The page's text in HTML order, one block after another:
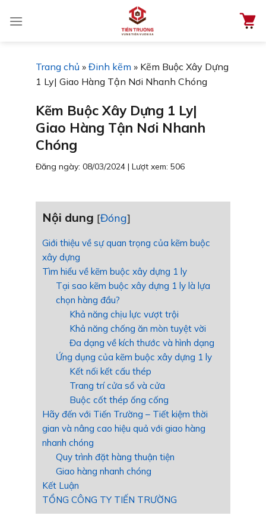
đến
Trang chủ » Đinh kẽm » Kẽm Buộc Xây Dựng
1 Ly| Giao Hàng Tận Nơi Nhanh Chóng
Kẽm Buộc Xây Dựng 1 Ly|
Giao Hàng Tận Nơi Nhanh
Chóng
Đăng ngày: 08/03/2024 | Lượt xem: 506
Nội dung [Đóng]
Giới thiệu về sự quan trọng của kẽm buộc
xây dựng
Tìm hiểu về kẽm buộc xây dựng 1 ly
Tại sao kẽm buộc xây dựng 1 ly là lựa
chọn hàng đầu?
Khả năng chịu lực vượt trội
Khả năng chống ăn mòn tuyệt vời
Đa dạng về kích thước và hình dạng
Ứng dụng của kẽm buộc xây dựng 1 ly
Kết nối kết cấu thép
Trang trí cửa sổ và cửa
Buộc cốt thép ống cống
Hãy đến với Tiến Trường – Tiết kiệm thời
gian và nâng cao hiệu quả với giao hàng
nhanh chóng
Quy trình đặt hàng thuận tiện
Giao hàng nhanh chóng
Kết Luận
TỔNG CÔNG TY TIẾN TRƯỜNG